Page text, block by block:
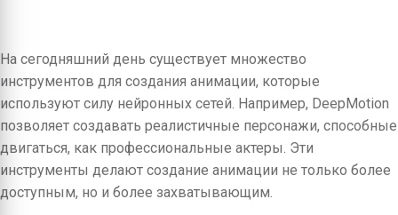
На сегодняшний день существует множество
инструментов для создания анимации, которые
используют силу нейронных сетей. Например, DeepMotion
позволяет создавать реалистичные персонажи, способные
двигаться, как профессиональные актеры. Эти
инструменты делают создание анимации не только более
доступным, но и более захватывающим.